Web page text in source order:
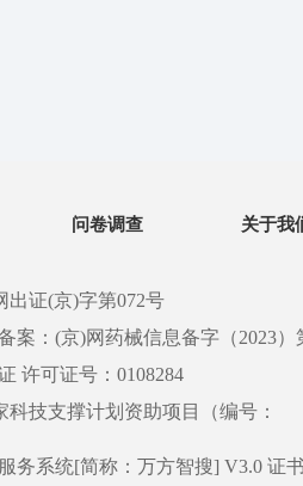
问卷调查 关于我
出证(京)字第072号
案：(京)网药械信息备字（2023）
许可证号：0108284
技支撑计划资助项目（编号：
务系统[简称：万方智搜] V3.0 证